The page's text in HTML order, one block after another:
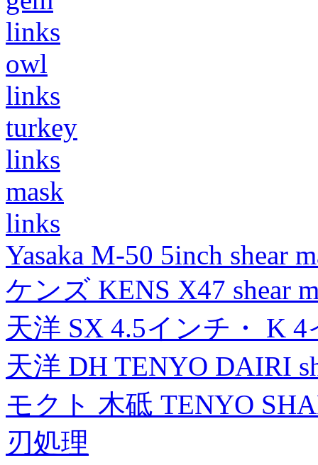
links
owl
links
turkey
links
mask
links
Yasaka M-50 5inch shear
ケンズ KENS X47 shear
天洋 SX 4.5インチ・ K
天洋 DH TENYO DAIRI
モクト 木砥 TENYO
刃処理